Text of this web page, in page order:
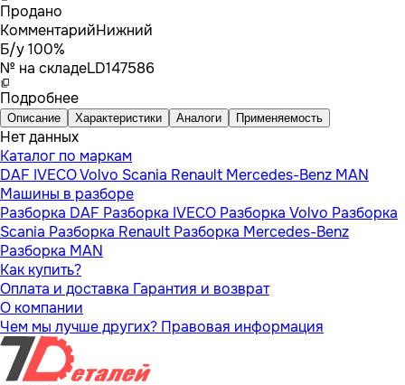
Продано
КомментарийНижний
Б/у 100%
№ на складеLD147586
Подробнее
Описание Характеристики Аналоги Применяемость
Нет данных
Каталог по маркам
DAF IVECOVolvo Scania Renault Mercedes-Benz MAN
Машины в разборе
Разборка DAF Разборка IVECO Разборка Volvo Разборка
Scania Разборка Renault Разборка Mercedes-Benz
Разборка MAN
Как купить?
Оплата и доставка Гарантия и возврат
О компании
Чем мы лучше других? Правовая информация